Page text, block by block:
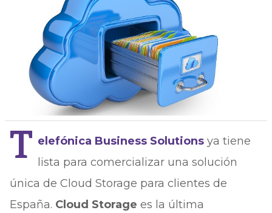
T elefónica Business Solutionsya tiene
lista para comercializar una solución
única de Cloud Storage para clientes de
España. Cloud Storage es la última